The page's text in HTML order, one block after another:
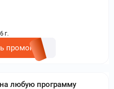
г.
промокод
любую программу